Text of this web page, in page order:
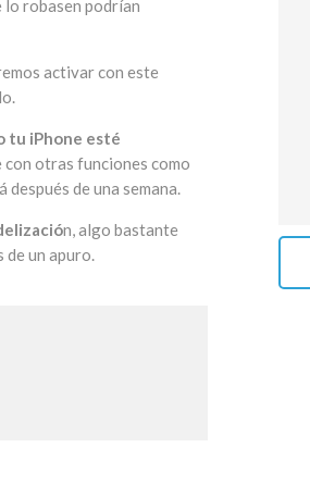
lo robasen podrían
activar con este
tu iPhone esté
con otras funciones como
después de una semana.
n, algo bastante
de un apuro.